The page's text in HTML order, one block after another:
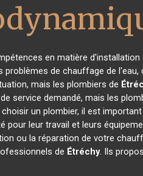
en matière
de chauffage de
mais les plombiers de
service demandé, mais les
un plombier, il est
pour leur travail et leurs
ou la réparation de votre
de Étréchy. Ils propos